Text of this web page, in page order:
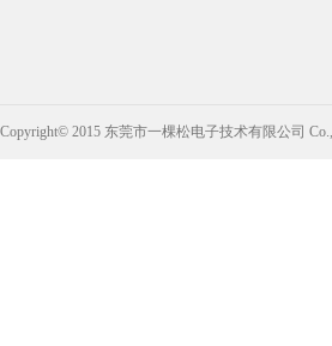
Copyright© 2015 东莞市一棵松电子技术有限公司